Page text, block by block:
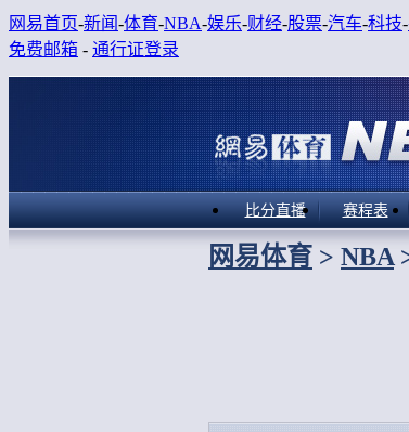
网易首页-新闻-体育-NBA-娱乐-财经-股票-汽车-科技-
免费邮箱 - 通行证登录
比分直播 赛程表
网易体育 > NBA